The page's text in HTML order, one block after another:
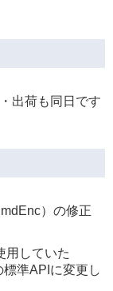
出荷も同日です
）の修正
用していた
準APIに変更し